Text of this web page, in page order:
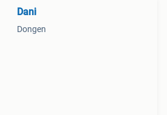
Dani
Dongen